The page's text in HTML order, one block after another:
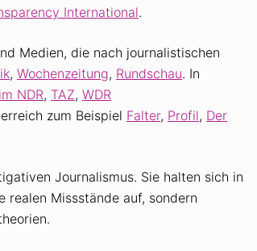
International.
Medien, die nach journalistischen
, Wochenzeitung, Rundschau. In
NDR, TAZ, WDR
zum Beispiel Falter, Profil, Der
Journalismus. Sie halten sich in
realen Missstände auf, sondern